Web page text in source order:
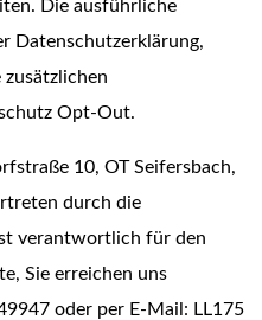
Die ausführliche
Datenschutzerklärung,
Opt-Out.
10, OT Seifersbach,
durch die
verantwortlich für den
Sie erreichen uns
oder per E-Mail: LL175